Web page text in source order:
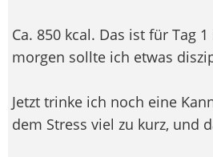
Ca. 850 kcal. Das ist für Tag
morgen sollte ich etwas
Jetzt trinke ich noch eine
dem Stress viel zu kurz, und